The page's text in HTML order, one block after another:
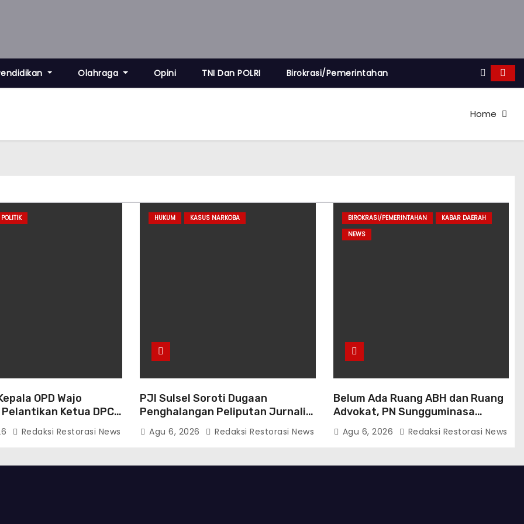
Olahraga Opini TNI Dan POLRI Birokrasi/Pemerintahan
Home
POLITIK
OPD Wajo
Ketua DPC
Redaksi Restorasi News
HUKUM KASUS NARKOBA
PJI Sulsel Soroti Dugaan
Penghalangan Peliputan Jurnalis,
Dorong Evaluasi dan Penguatan
Kemitraan Polri-Pers
Agu 6, 2026 Redaksi Restorasi News
BIROKRASI/PEMERINTAHAN
KABAR DAERAH
NEWS
Belum Ada Ruang ABH dan Ruang
Advokat, PN Sungguminasa
Diminta Benahi Pelayanan Publik
Agu 6, 2026 Redaksi Restorasi News